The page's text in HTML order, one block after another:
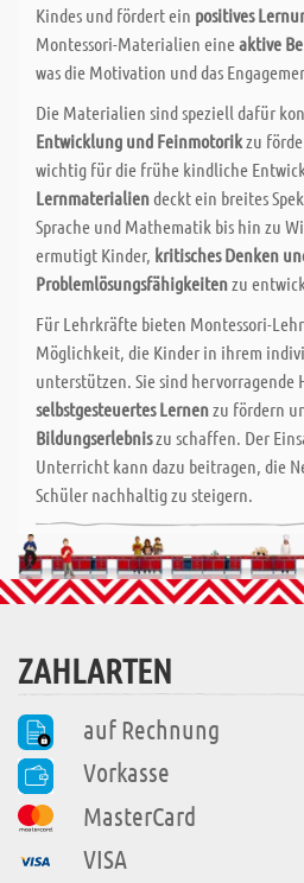
Kindes und fördert ein positives
Montessori-Materialien eineaktive
was die Motivation und das
Die Materialien sind speziell dafür
Entwicklung und Feinmotorikzu
wichtig für die frühe kindliche
Lernmaterialiendeckt ein breites
Sprache und Mathematik bis hin zu
ermutigt Kinder, kritisches Denken
Problemlösungsfähigkeitenzu
Für Lehrkräfte bieten Montessori-
Möglichkeit, die Kinder in ihrem
unterstützen. Sie sind
selbstgesteuertes Lernenzu fördern
Bildungserlebniszu schaffen. Der
Unterricht kann dazu beitragen, die
Schüler nachhaltig zu steigern.
ZAHLARTEN
auf Rechnung
Vorkasse
MasterCard
VISA